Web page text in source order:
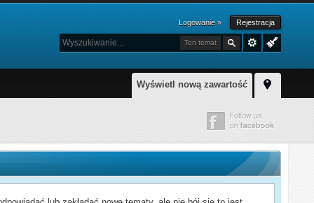
Logowanie » Rejestracja
Ten temat
Wyświetl nową zawartość